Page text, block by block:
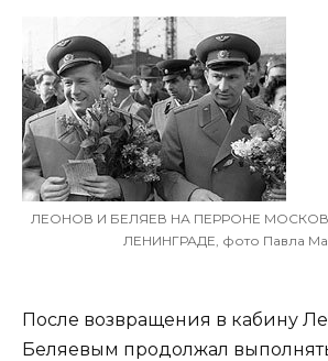
ЛЕОНОВ И БЕЛЯЕВ НА ПЕРРОНЕ
ЛЕНИНГРАДЕ, фото Павла
После возвращения в кабину
Беляевым продолжал